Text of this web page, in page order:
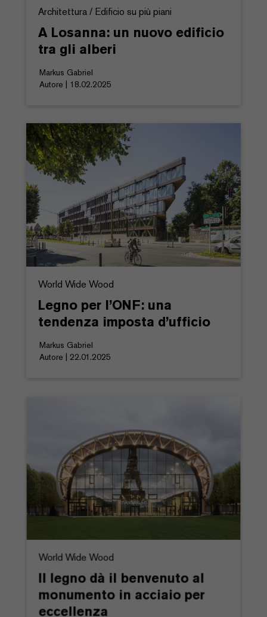
Architettura / Edificio su più piani
A Losanna: un nuovo edificio
tra gli alberi
Markus Gabriel
Autore | 18.02.2025
World Wide Wood
Legno per l’ONF: una
tendenza imposta d’ufficio
Markus Gabriel
Autore | 22.01.2025
World Wide Wood
Il legno dà il benvenuto al
monumento in acciaio per
eccellenza